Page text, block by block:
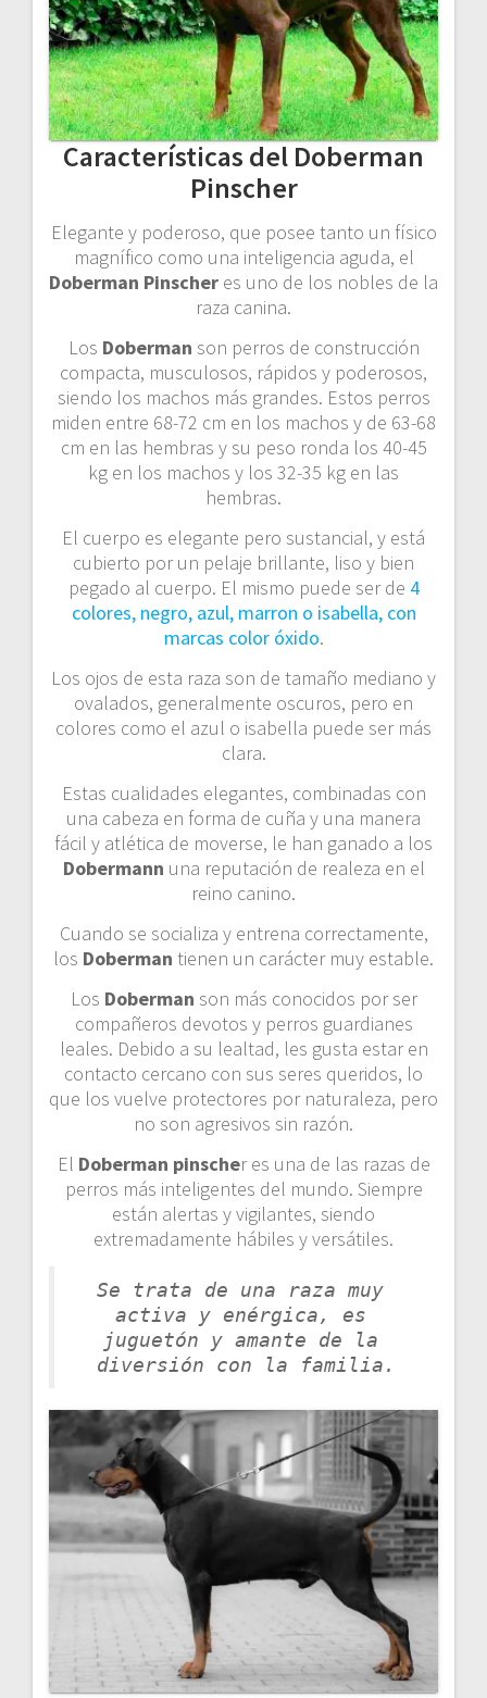
Características del Doberman
Pinscher
Elegante y poderoso, que posee tanto un físico
magnífico como una inteligencia aguda, el
Doberman Pinscher es uno de los nobles de la
raza canina.
Los Doberman son perros de construcción
compacta, musculosos, rápidos y poderosos,
siendo los machos más grandes. Estos perros
miden entre 68-72 cm en los machos y de 63-68
cm en las hembras y su peso ronda los 40-45
kg en los machos y los 32-35 kg en las
hembras.
El cuerpo es elegante pero sustancial, y está
cubierto por un pelaje brillante, liso y bien
pegado al cuerpo. El mismo puede ser de 4
colores, negro, azul, marron o isabella, con
marcas color óxido.
Los ojos de esta raza son de tamaño mediano y
ovalados, generalmente oscuros, pero en
colores como el azul o isabella puede ser más
clara.
Estas cualidades elegantes, combinadas con
una cabeza en forma de cuña y una manera
fácil y atlética de moverse, le han ganado a los
Dobermann una reputación de realeza en el
reino canino.
Cuando se socializa y entrena correctamente,
los Doberman tienen un carácter muy estable.
Los Doberman son más conocidos por ser
compañeros devotos y perros guardianes
leales. Debido a su lealtad, les gusta estar en
contacto cercano con sus seres queridos, lo
que los vuelve protectores por naturaleza, pero
no son agresivos sin razón.
El Doberman pinscher es una de las razas de
perros más inteligentes del mundo. Siempre
están alertas y vigilantes, siendo
extremadamente hábiles y versátiles.
Se trata de una raza muy
activa y enérgica, es
juguetón y amante de la
diversión con la familia.